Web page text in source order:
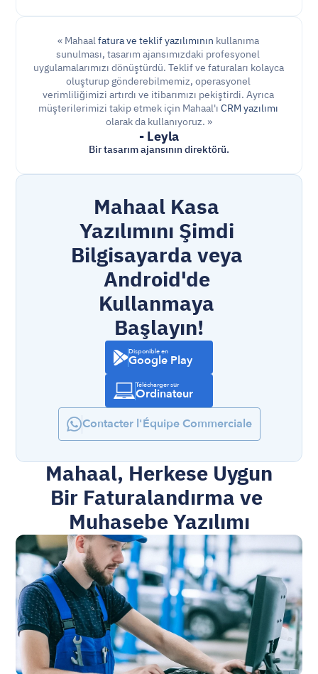
« Mahaal fatura ve teklif yazılımının kullanıma
sunulması, tasarım ajansımızdaki profesyonel
uygulamalarımızı dönüştürdü. Teklif ve faturaları kolayca
oluşturup gönderebilmemiz, operasyonel
verimliliğimizi artırdı ve itibarımızı pekiştirdi. Ayrıca
müşterilerimizi takip etmek için Mahaal'ı CRM yazılımı
olarak da kullanıyoruz. »
- Leyla
Bir tasarım ajansının direktörü.
Mahaal Kasa
Yazılımını Şimdi
Bilgisayarda veya
Android'de
Kullanmaya
Başlayın!
Disponible en
Google Play
Télécharger sur
Ordinateur
Contacter l'Équipe Commerciale
Mahaal, Herkese Uygun
Bir Faturalandırma ve
Muhasebe Yazılımı